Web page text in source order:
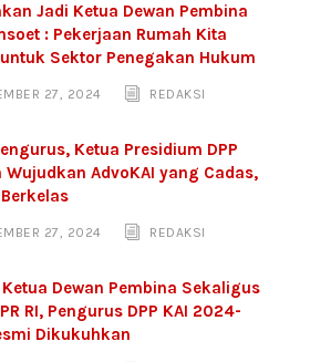
Jadi Ketua Dewan Pembina
: Pekerjaan Rumah Kita
Sektor Penegakan Hukum
27, 2024 REDAKSI
Ketua Presidium DPP
Wujudkan AdvoKAI yang Cadas,
27, 2024 REDAKSI
Dewan Pembina Sekaligus
RI, Pengurus DPP KAI 2024-
Dikukuhkan